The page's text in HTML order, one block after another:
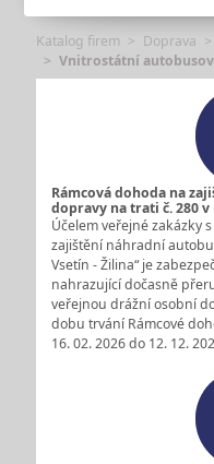
Katalog firem Doprava
Vnitrostátní
Rámcová dohoda na
dopravy na trati č. 280
Účelem veřejné zakázky
zajištění náhradní
Vsetín - Žilina“ je
nahrazující dočasně
veřejnou drážní osobní
dobu trvání Rámcové
16. 02. 2026 do 12. 12.